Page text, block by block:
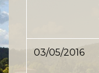
03/05/2016